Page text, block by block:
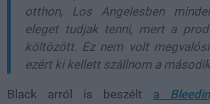
otthon, Los Angelesben
eleget tudjak tenni, mert a
költözött. Ez nem volt
ezért ki kellett szállnom a
Black arról is beszélt a